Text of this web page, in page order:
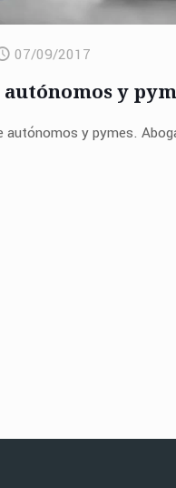
07/09/2017
y
autónomos y pymes.